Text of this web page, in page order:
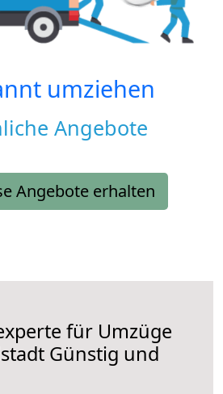
umziehen
Angebote
Angebote erhalten
für Umzüge
Günstig und